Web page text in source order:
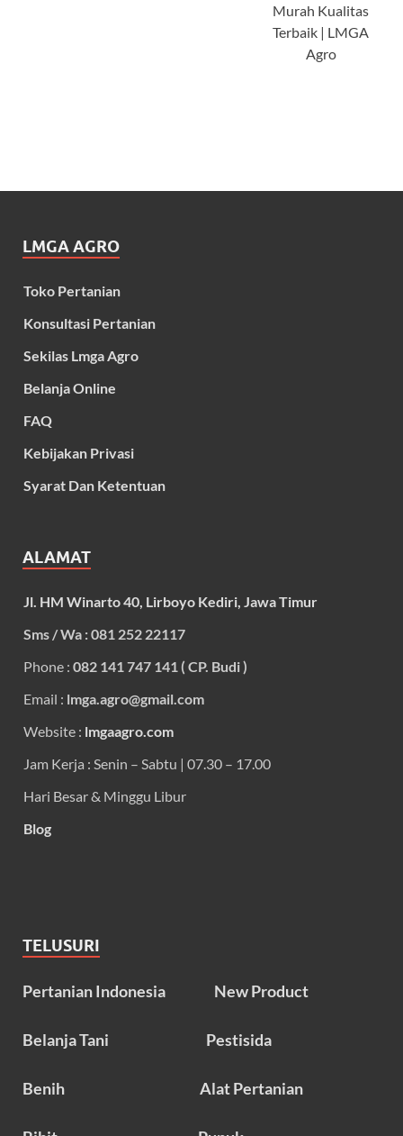
Murah Kualitas
Terbaik | LMGA
Agro
LMGA AGRO
Toko Pertanian
Konsultasi Pertanian
Sekilas Lmga Agro
Belanja Online
FAQ
Kebijakan Privasi
Syarat Dan Ketentuan
ALAMAT
Jl. HM Winarto 40, Lirboyo Kediri, Jawa Timur
Sms / Wa : 081 252 22117
Phone : 082 141 747 141 ( CP. Budi )
Email : lmga.agro@gmail.com
Website : lmgaagro.com
Jam Kerja : Senin – Sabtu | 07.30 – 17.00
Hari Besar & Minggu Libur
Blog
TELUSURI
Pertanian Indonesia New Product
Belanja Tani Pestisida
Benih Alat Pertanian